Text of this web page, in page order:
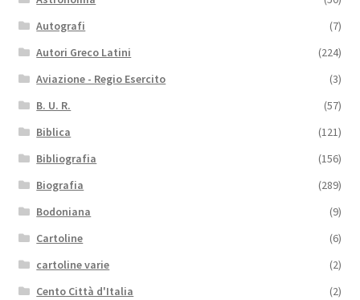
Autografi
(7)
Autori Greco Latini
(224)
Aviazione - Regio Esercito
(3)
B. U. R.
(57)
Biblica
(121)
Bibliografia
(156)
Biografia
(289)
Bodoniana
(9)
Cartoline
(6)
cartoline varie
(2)
Cento Città d'Italia
(2)